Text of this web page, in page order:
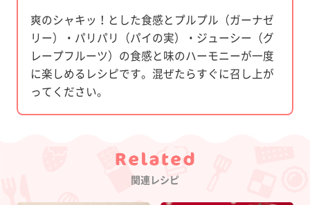
爽のシャキッ！とした食感とプルプル（ガーナゼ
リー）・パリパリ（パイの実）・ジューシー（グ
レープフルーツ）の食感と味のハーモニーが一度
に楽しめるレシピです。混ぜたらすぐに召し上が
ってください。
Category
関連レシピ